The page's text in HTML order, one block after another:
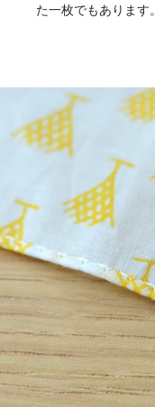
た一枚でもあります。